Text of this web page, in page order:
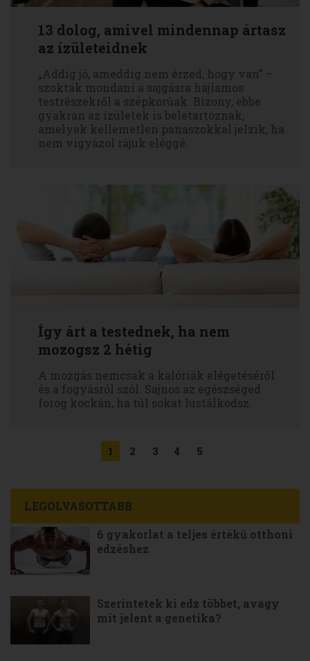
13 dolog, amivel mindennap ártasz
az ízületeidnek
„Addig jó, ameddig nem érzed, hogy van” –
szokták mondani a sajgásra hajlamos
testrészekről a szépkorúak. Bizony, ebbe
gyakran az ízületek is beletartoznak,
amelyek kellemetlen panaszokkal jelzik, ha
nem vigyázol rájuk eléggé.
Így árt a testednek, ha nem
mozogsz 2 hétig
A mozgás nemcsak a kalóriák elégetéséről
és a fogyásról szól. Sajnos az egészséged
forog kockán, ha túl sokat lustálkodsz.
1 2 3 4 5
LEGOLVASOTTABB
6 gyakorlat a teljes értékű otthoni
edzéshez
Szerintetek ki edz többet, avagy
mit jelent a genetika?